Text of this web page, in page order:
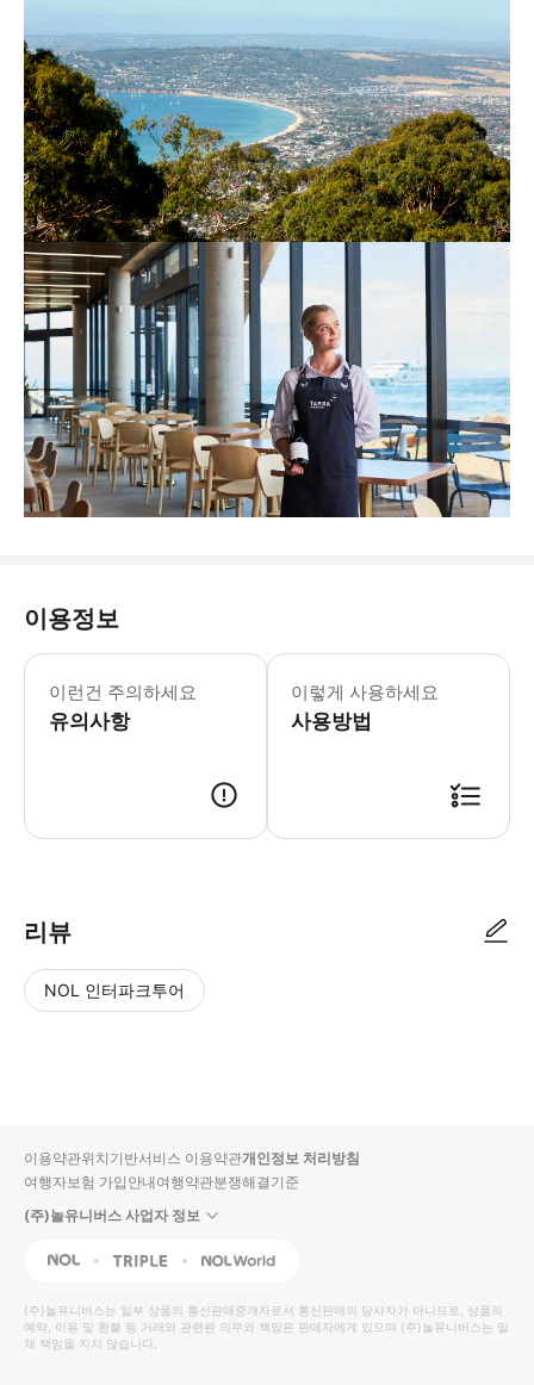
이용정보
이런건 주의하세요
유의사항
딸기 따기는 제철인 11월부터 4월까지
이렇게 사용하세요
사용방법
리뷰
NOL 인터파크투어
입니
다.
높
은
순
동
영
상
순
상
이용약관위치기반서비스 이용약관개인정보 처리방침
여행자보험 가입안내여행약관분쟁해결기준
(주)놀유니버스 사업자 정보
NOL Triple Interpark Global
(주)놀유니버스는 일부 상품의 통신판매중개자로서 통신판매의 당사자가 아니므로, 상품의
예약, 이용 및 환불 등 거래와 관련된 의무와 책임은 판매자에게 있으며 (주)놀유니버스는 일
체 책임을 지지 않습니다.